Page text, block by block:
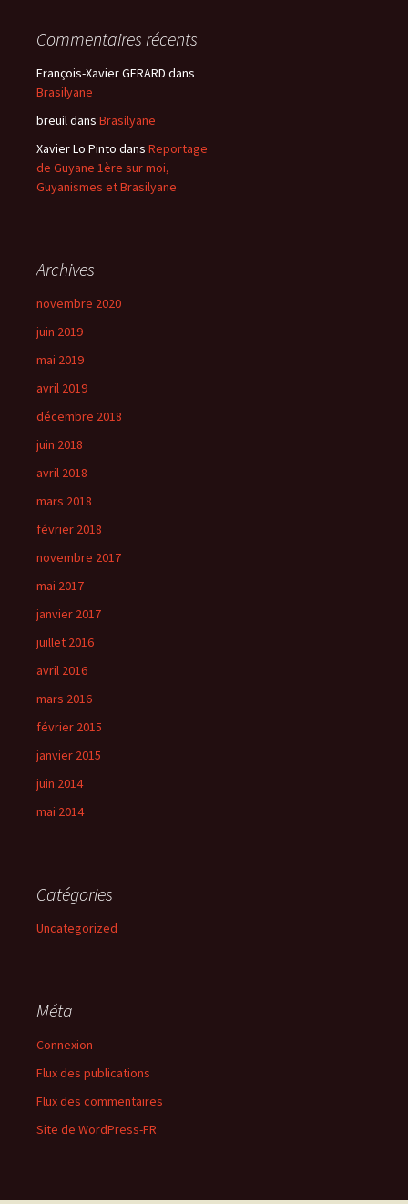
Commentaires récents
François-Xavier GERARD dans
Brasilyane
breuildans Brasilyane
Xavier Lo Pinto dans Reportage
de Guyane 1ère sur moi,
Guyanismes et Brasilyane
Archives
novembre 2020
juin 2019
mai 2019
avril 2019
décembre 2018
juin 2018
avril 2018
mars 2018
février 2018
novembre 2017
mai 2017
janvier 2017
juillet 2016
avril 2016
mars 2016
février 2015
janvier 2015
juin 2014
mai 2014
Catégories
Uncategorized
Méta
Connexion
Flux des publications
Flux des commentaires
Site de WordPress-FR